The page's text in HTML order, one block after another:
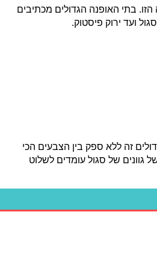
בתי האופנה הגדולים מכתיבים
ועד ירוק פיסטוק.
זה ללא ספק בין הצבעים הכי
של סגול עומדים לשלוט